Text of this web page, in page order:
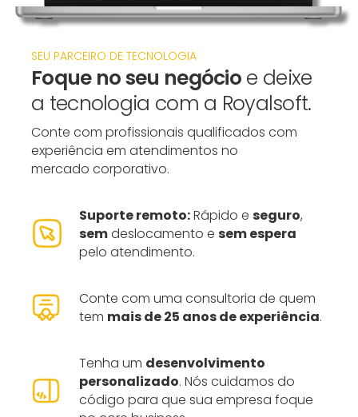
SEU PARCEIRO DE TECNOLOGIA
Foque no seu negócio e deixe
a tecnologia com a Royalsoft.
Conte com profissionais qualificados com
experiência em atendimentos no
mercado corporativo.
Suporte remoto:Rápido e seguro,
semdeslocamento e sem espera
pelo atendimento.
Conte com uma consultoria de quem
tem mais de 25 anos de experiência.
Tenha um desenvolvimento
personalizado. Nós cuidamos do
código para que sua empresa foque